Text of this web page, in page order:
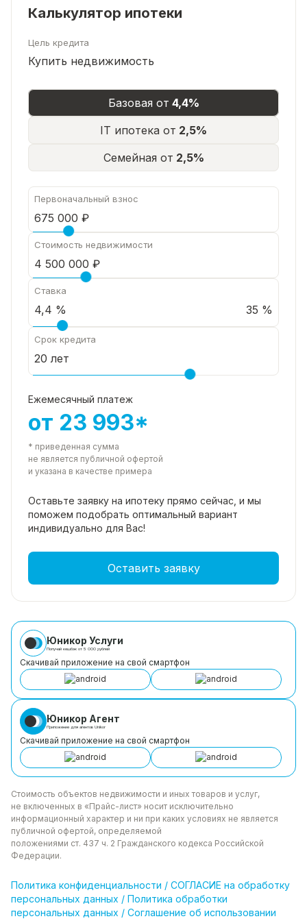
Бетономешалка-12т.р
(В подарок новым хозяевам)
1 взрослый собственник, без долгов и
Успейте приобрести этот изумительный дом до
конца лета ,чтобы насладиться невероятным
отдыхом.
Калькулятор ипотеки
Цель кредита
Купить недвижимость
Базовая от 4,4%
IT ипотека от 2,5%
Семейная от 2,5%
Первоначальный взнос
Стоимость недвижимости
Ставка
35 %
Срок кредита
Ежемесячный платеж
от 23 993*
* приведенная сумма
не является публичной офертой
и указана в качестве примера
Оставьте заявку на ипотеку прямо сейчас, и мы
поможем подобрать оптимальный вариант
индивидуально для Вас!
Оставить заявку
Юникор Услуги
Получай кешбэк от 5 000 рублей
Скачивай приложение на свой смартфон
Юникор Агент
Приложение для агентов Unikor
Скачивай приложение на свой смартфон
Стоимость объектов недвижимости и иных товаров и услуг,
не включенных в «Прайс-лист» носит исключительно
информационный характер и ни при каких условиях не является
публичной офертой, определяемой
положениями ст. 437 ч. 2 Гражданского кодекса Российской
Федерации.
Политика конфиденциальности / СОГЛАСИЕ на обработку
персональных данных / Политика обработки
персональных данных / Соглашение об использовании